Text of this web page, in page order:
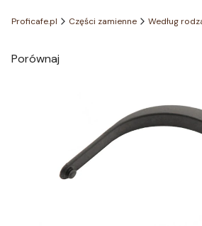
Proficafe.pl Części zamienne Według
Porównaj